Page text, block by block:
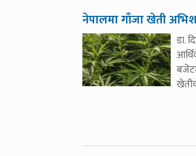
नेपालमा गाँजा खेती
डा.